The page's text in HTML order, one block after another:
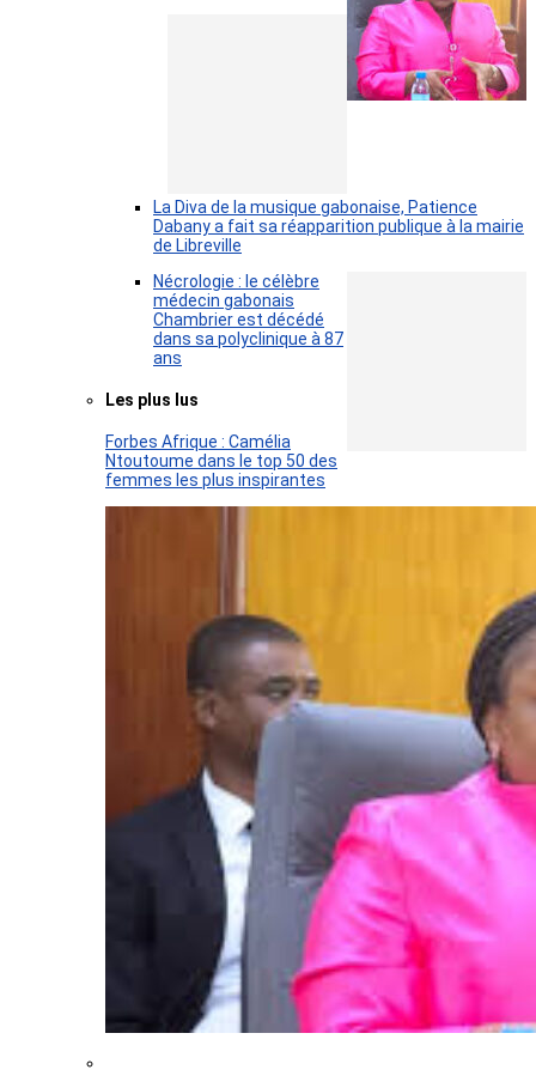
La Diva de la musique gabonaise, Patience
Dabany a fait sa réapparition publique à la mairie
de Libreville
Nécrologie : le célèbre
médecin gabonais
Chambrier est décédé
dans sa polyclinique à 87
ans
Les plus lus
Forbes Afrique : Camélia
Ntoutoume dans le top 50 des
femmes les plus inspirantes